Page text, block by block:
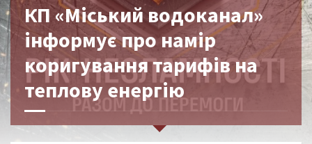
КП «Міський водоканал»
інформує про намір
коригування тарифів на
теплову енергію